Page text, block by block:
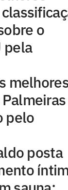
o
pela
pelo
posta